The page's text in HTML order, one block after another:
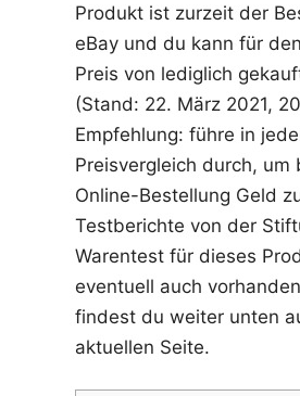
Produkt ist zurzeit der
eBay und du kann für
Preis von lediglich
(Stand: 22. März 2021,
Empfehlung: führe in
Preisvergleich durch, um
Online-Bestellung Geld
Testberichte von der
Warentest für dieses
eventuell auch
findest du weiter unten
aktuellen Seite.